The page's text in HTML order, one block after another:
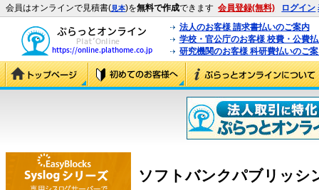
会員はオンラインで見積書(見本)を無料で作成できます 会員登録(無料) ログイン
法人のお客様 請求書払いのご案内
学校・官公庁のお客様 校費・公費
研究機関のお客様 科研費払いのご
ソフトバンクパブリッシ